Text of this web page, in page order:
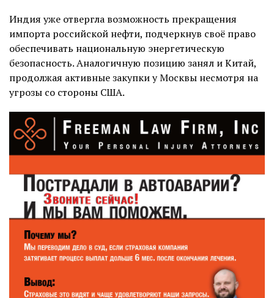
Индия уже отвергла возможность прекращения
импорта российской нефти, подчеркнув своё право
обеспечивать национальную энергетическую
безопасность. Аналогичную позицию занял и Китай,
продолжая активные закупки у Москвы несмотря на
угрозы со стороны США.